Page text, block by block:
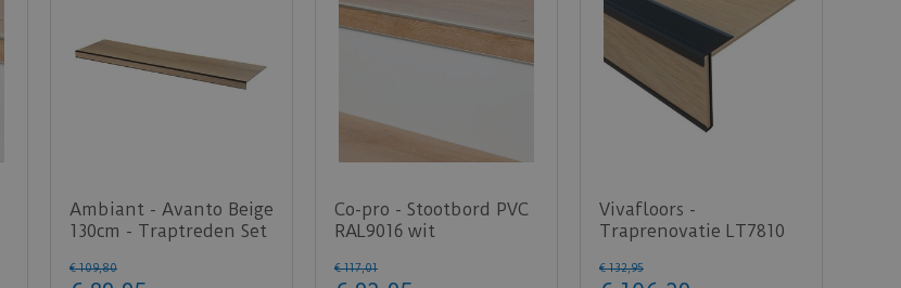
Ambiant - Avanto Beige
130cm - Traptreden Set
€ 109,80
Co-pro - Stootbord PVC
RAL9016 wit
1…
€ 117,01
Vivafloors -
Traprenovatie LT7810
€ 132,95